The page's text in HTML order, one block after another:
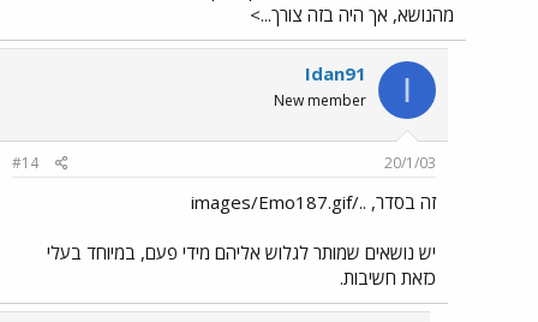
מהנושא, אך היה בזה צורך...>
I
Idan91
New member
20/1/03
#14
זה בסדר, ../images/Emo187.gif
יש נושאים שמותר לגלוש אליהם מידי פעם, במיוחד בעלי
כזאת חשיבות.